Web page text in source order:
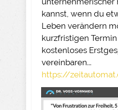
kannst, wenn du
Leben verändern
kurzfristigen
kostenloses
vereinbaren...
https://